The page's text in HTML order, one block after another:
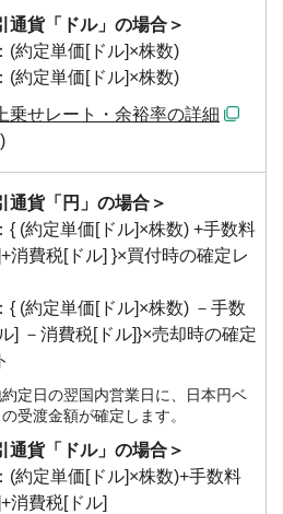
通貨「ドル」の場合＞
(約定単価[ドル]×株数)
(約定単価[ドル]×株数)
乗せレート・余裕率の詳細
通貨「円」の場合＞
{ (約定単価[ドル]×株数) +手数料
消費税[ドル] }×買付時の確定レ
{ (約定単価[ドル]×株数) －手数
] －消費税[ドル]}×売却時の確定
定日の翌国内営業日に、日本円ベ
受渡金額が確定します。
通貨「ドル」の場合＞
(約定単価[ドル]×株数)+手数料
消費税[ドル]